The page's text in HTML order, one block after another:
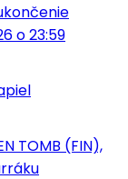
o 23:59
TOMB (FIN),